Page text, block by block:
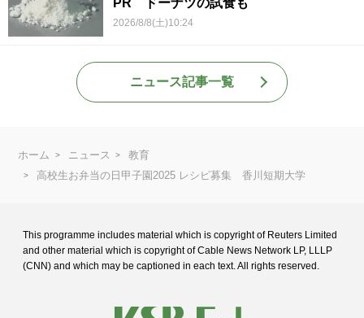
PR ドーナツの試食も
2026/8/8(土)10:24
ニュース記事一覧
ホーム ニュース
教育
高校生お弁当の日甲子園2025 レシピ募集 香川短期大学
This programme includes material which is copyright of Reuters Limited
and other material which is copyright of Cable News Network LP, LLLP
(CNN) and which may be captioned in each text. All rights reserved.